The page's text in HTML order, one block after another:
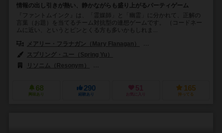
情報の出し引きが熱い、静かながらも盛り上がるパーティゲーム
『ファントムインク』は、「霊媒師」と「幽霊」に分かれて、正解の
言葉（お題）を当てるチーム対抗型の連想ゲームです。 （コードネー
ムに近い、というとピンとくる方も多いかもしれま...
メアリー・フラナガン（Mary Flanagan）
スプリング・ユー（Spring Yu）
リソニム（Resonym）
68
興味あり
290
経験あり
51
お気に入り
165
持ってる